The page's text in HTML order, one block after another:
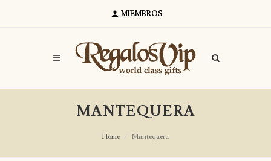
MIEMBROS
MANTEQUERA
Home Mantequera